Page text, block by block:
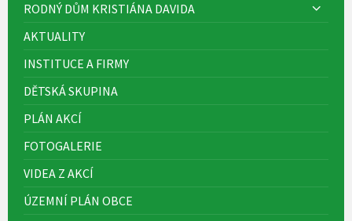
RODNÝ DŮM KRISTIÁNA DAVIDA
AKTUALITY
INSTITUCE A FIRMY
DĚTSKÁ SKUPINA
PLÁN AKCÍ
FOTOGALERIE
VIDEA Z AKCÍ
ÚZEMNÍ PLÁN OBCE